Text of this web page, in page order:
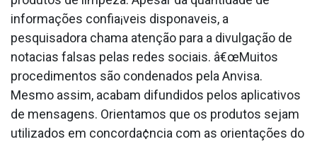
informações confia¡veis dispona­veis, a
pesquisadora chama atenção para a divulgação de
nota­cias falsas pelas redes sociais. â€œMuitos
procedimentos são condenados pela Anvisa.
Mesmo assim, acabam difundidos pelos aplicativos
de mensagens. Orientamos que os produtos sejam
utilizados em concorda¢ncia com as orientações do